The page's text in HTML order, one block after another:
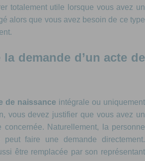
totalement utile lorsque vous avez un
alors que vous avez besoin de ce type
demande d’un acte de
de naissance intégrale ou uniquement
vous devez justifier que vous avez un
concernée. Naturellement, la personne
peut faire une demande directement.
être remplacée par son représentant